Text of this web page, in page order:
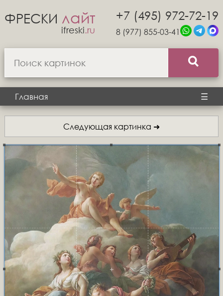
ФРЕСКИ лайт
ifreski.ru
+7 (495) 972-72-19
8 (977) 855-03-41
Главная ☰
Следующая картинка ➜